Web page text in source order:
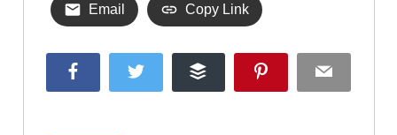
Email Copy Link
FacebookTwitter Buffer Pinterest Email